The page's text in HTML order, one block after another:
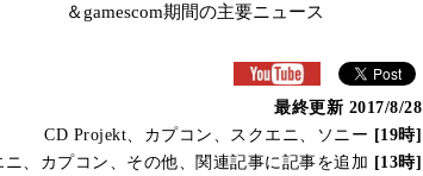
＆gamescom期間の主要ニュース
最終更新 2017/8/28
CD Projekt、カプコン、スクエニ、ソニー [19時]
、カプコン、その他、関連記事に記事を追加 [13時]